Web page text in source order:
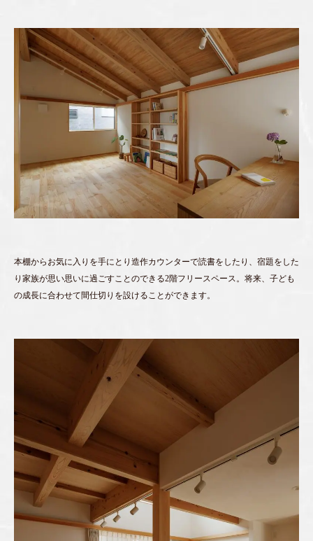
本棚からお気に入りを手にとり造作カウンターで読書をしたり、宿題をした
り家族が思い思いに過ごすことのできる2階フリースペース。将来、子ども
の成長に合わせて間仕切りを設けることができます。